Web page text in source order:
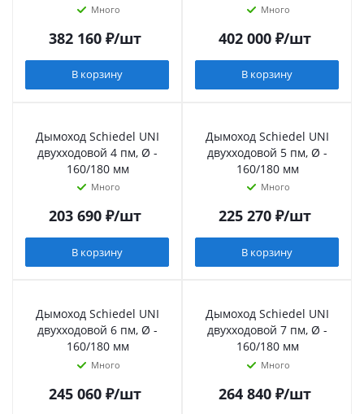
Много
382 160₽/шт
В корзину
Много
402 000₽/шт
В корзину
Дымоход Schiedel UNI
двухходовой 4 пм, Ø -
160/180 мм
Много
203 690₽/шт
В корзину
Дымоход Schiedel UNI
двухходовой 5 пм, Ø -
160/180 мм
Много
225 270₽/шт
В корзину
Дымоход Schiedel UNI
двухходовой 6 пм, Ø -
160/180 мм
Много
245 060₽/шт
Дымоход Schiedel UNI
двухходовой 7 пм, Ø -
160/180 мм
Много
264 840₽/шт